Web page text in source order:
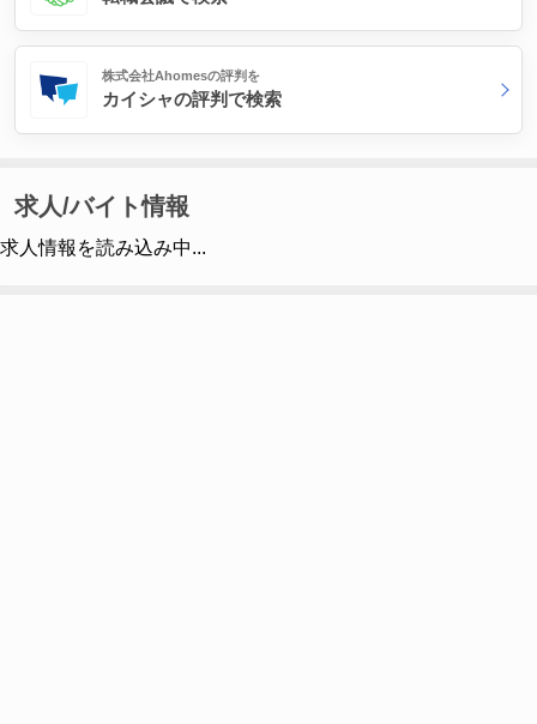
株式会社Ahomesの評判を
カイシャの評判で検索
求人/バイト情報
求人情報を読み込み中...